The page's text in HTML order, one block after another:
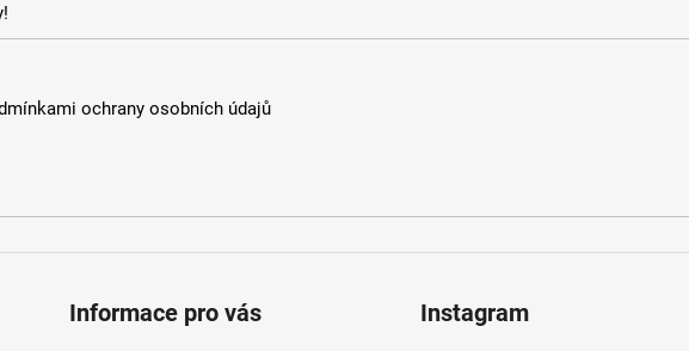
ochrany osobních údajů
Informace pro vás Instagram